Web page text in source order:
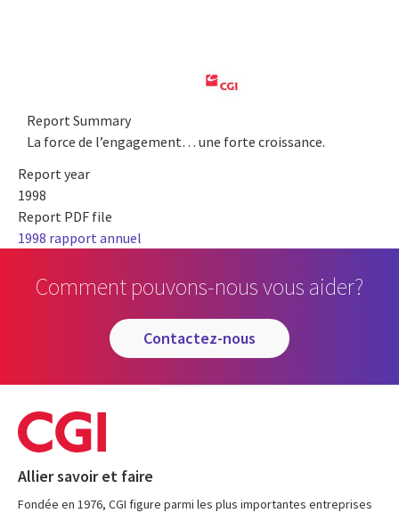
Report Summary
La force de l’engagement… une forte croissance.
Report year
1998
Report PDF file
1998 rapport annuel
Comment pouvons-nous vous aider?
contactez-nous
Allier savoir et faire
Fondée en 1976, CGI figure parmi les plus importantes entreprises